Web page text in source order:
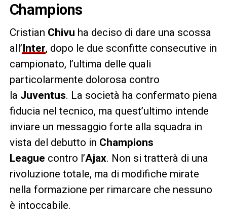
Champions
Cristian Chivu ha deciso di dare una scossa
all’Inter, dopo le due sconfitte consecutive in
campionato, l’ultima delle quali
particolarmente dolorosa contro
la Juventus. La società ha confermato piena
fiducia nel tecnico, ma quest’ultimo intende
inviare un messaggio forte alla squadra in
vista del debutto in Champions
League contro l’Ajax. Non si tratterà di una
rivoluzione totale, ma di modifiche mirate
nella formazione per rimarcare che nessuno
è intoccabile.